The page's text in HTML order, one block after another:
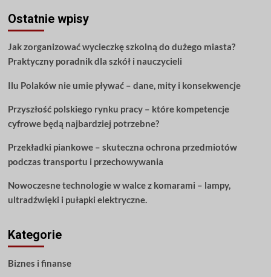
Chcesz
więcej
w
swoim
Czytaj
Ostatnie wpisy
Jak zorganizować wycieczkę szkolną do dużego miasta?
Praktyczny poradnik dla szkół i nauczycieli
Ilu Polaków nie umie pływać – dane, mity i konsekwencje
Przyszłość polskiego rynku pracy – które kompetencje
cyfrowe będą najbardziej potrzebne?
Przekładki piankowe – skuteczna ochrona przedmiotów
podczas transportu i przechowywania
Nowoczesne technologie w walce z komarami – lampy,
ultradźwięki i pułapki elektryczne.
Kategorie
Biznes i finanse